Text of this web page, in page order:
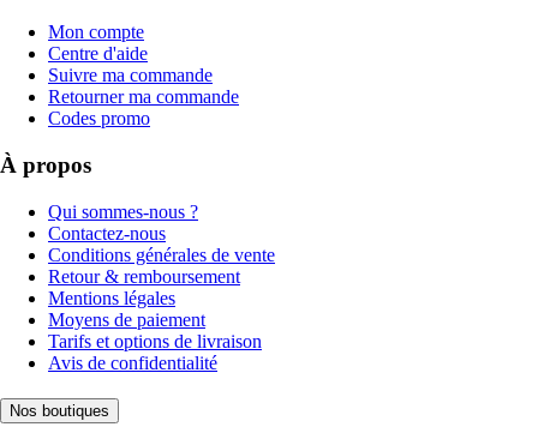
Mon compte
Centre d'aide
Suivre ma commande
Retourner ma commande
Codes promo
À propos
Qui sommes-nous ?
Contactez-nous
Conditions générales de vente
Retour & remboursement
Mentions légales
Moyens de paiement
Tarifs et options de livraison
Avis de confidentialité
Nos boutiques